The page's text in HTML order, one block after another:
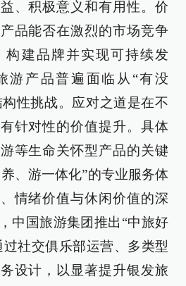
、积极意义和有用性。价
品能否在激烈的市场竞争
构建品牌并实现可持续发
游产品普遍面临从“有没
构性挑战。应对之道是在不
针对性的价值提升。具体
等生命关怀型产品的关键
、游一体化”的专业服务体
情绪价值与休闲价值的深
中国旅游集团推出“中旅好
过社交俱乐部运营、多类型
设计，以显著提升银发旅